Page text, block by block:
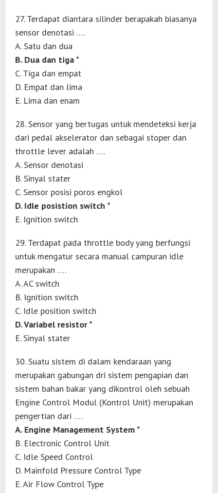
27. Terdapat diantara silinder berapakah biasanya
sensor denotasi ….
A. Satu dan dua
B. Dua dan tiga *
C. Tiga dan empat
D. Empat dan lima
E. Lima dan enam
28. Sensor yang bertugas untuk mendeteksi kerja
dari pedal akselerator dan sebagai stoper dan
throttle lever adalah ….
A. Sensor denotasi
B. Sinyal stater
C. Sensor posisi poros engkol
D. Idle posistion switch *
E. Ignition switch
29. Terdapat pada throttle body yang berfungsi
untuk mengatur secara manual campuran idle
merupakan ….
A. AC switch
B. Ignition switch
C. Idle position switch
D. Variabel resistor *
E. Sinyal stater
30. Suatu sistem di dalam kendaraan yang
merupakan gabungan dri sistem pengapian dan
sistem bahan bakar yang dikontrol oleh sebuah
Engine Control Modul (Kontrol Unit) merupakan
pengertian dari ….
A. Engine Management System *
B. Electronic Control Unit
C. Idle Speed Control
D. Mainfold Pressure Control Type
E. Air Flow Control Type